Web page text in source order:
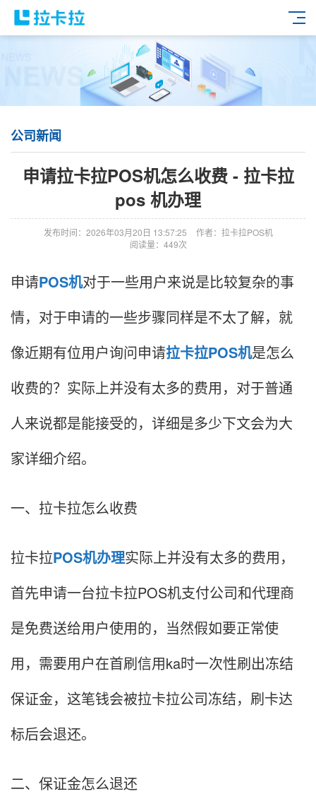
公司新闻
申请拉卡拉POS机怎么收费 - 拉卡拉
pos 机办理
发布时间：2026年03月20日 13:57:25
作者：拉卡拉POS机
阅读量：449次
申请POS机对于一些用户来说是比较复杂的事
情，对于申请的一些步骤同样是不太了解，就
像近期有位用户询问申请拉卡拉POS机是怎么
收费的？实际上并没有太多的费用，对于普通
人来说都是能接受的，详细是多少下文会为大
家详细介绍。
一、拉卡拉怎么收费
拉卡拉POS机办理实际上并没有太多的费用，
首先申请一台拉卡拉POS机支付公司和代理商
是免费送给用户使用的，当然假如要正常使
用，需要用户在首刷信用ka时一次性刷出冻结
保证金，这笔钱会被拉卡拉公司冻结，刷卡达
标后会退还。
二、保证金怎么退还